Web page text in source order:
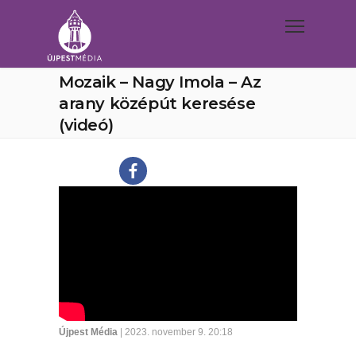
Mozaik – Nagy Imola – Az
arany középút keresése
(videó)
Újpest Média | 2023. november 9. 20:18